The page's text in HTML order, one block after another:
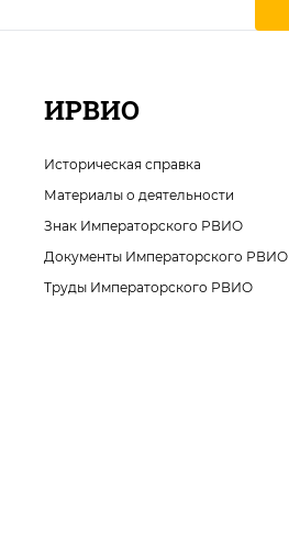
ИРВИО
Историческая справка
Материалы о деятельности
Знак Императорского РВИО
Документы Императорского РВИО
Труды Императорского РВИО